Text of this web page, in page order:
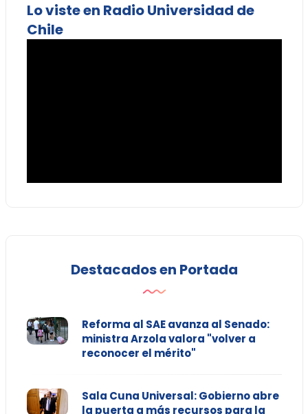
Lo viste en Radio Universidad de
Chile
Destacados en Portada
Reforma al SAE avanza al Senado:
ministra Arzola valora "volver a
reconocer el mérito"
Sala Cuna Universal: Gobierno abre
la puerta a más recursos para la